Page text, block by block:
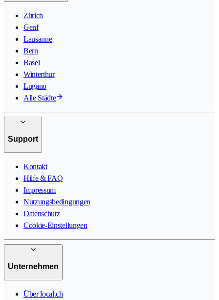
Zürich
Genf
Lausanne
Bern
Basel
Winterthur
Lugano
Alle Städte
Support
Kontakt
Hilfe & FAQ
Impressum
Nutzungsbedingungen
Datenschutz
Cookie-Einstellungen
Unternehmen
Über local.ch